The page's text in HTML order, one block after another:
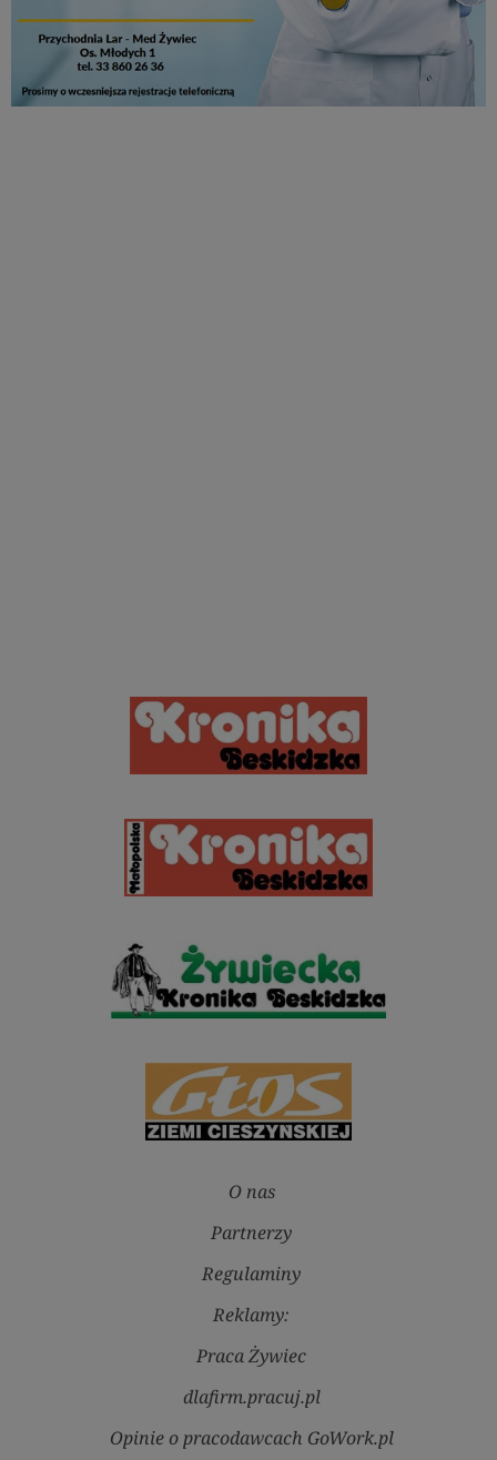
O nas
Partnerzy
Regulaminy
Reklamy:
Praca Żywiec
dlafirm.pracuj.pl
Opinie o pracodawcach GoWork.pl